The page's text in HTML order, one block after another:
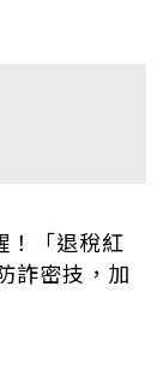
！「退稅紅
詐密技，加